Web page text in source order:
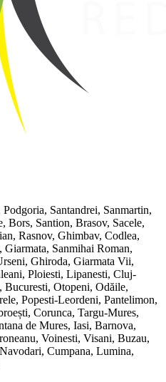
Santandrei, Sanmartin,
Bors, Santion, Brasov, Sacele,
Rasnov, Ghimbav, Codlea,
Sanmihai Roman,
Ghiroda, Giarmata Vii,
Ploiesti, Lipanesti, Cluj-
Bucuresti, Otopeni, Odăile,
Popesti-Leordeni, Pantelimon,
Corunca, Targu-Mures,
de Mures, Iasi, Barnova,
Voinesti, Visani, Buzau,
Cumpana, Lumina,